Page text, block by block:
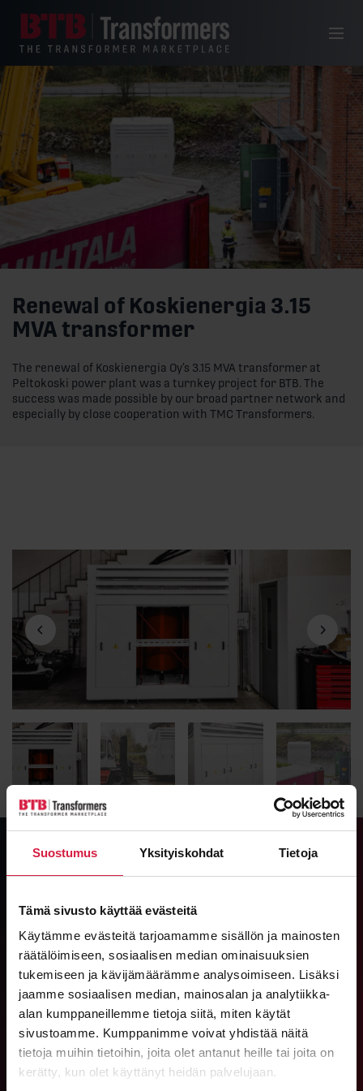
Suostumus Yksityiskohdat Tietoja
Tämä sivusto käyttää evästeitä
Käytämme evästeitä tarjoamamme sisällön ja mainosten
räätälöimiseen, sosiaalisen median ominaisuuksien
tukemiseen ja kävijämäärämme analysoimiseen. Lisäksi
jaamme sosiaalisen median, mainosalan ja analytiikka-
alan kumppaneillemme tietoja siitä, miten käytät
sivustoamme. Kumppanimme voivat yhdistää näitä
tietoja muihin tietoihin, joita olet antanut heille tai joita on
kerätty, kun olet käyttänyt heidän palvelujaan.
Menu
Renewal of Koskienergia 3.15
MVA transformer
The renewal of Koskienergia Oy’s 3.15 MVA transformer at
Peltokoski power plant was a turnkey project for BTB. The
success was made possible by our broad partner network and
especially by close cooperation with TMC Transformers.
Previous slide Next
tell you more!
PROJECT MANAGER, POWER TRANSFORMERS
Jukka Rapo
Email:
jukka.rapo@btbtransformers.com
Phone:
+358 45 886 2846